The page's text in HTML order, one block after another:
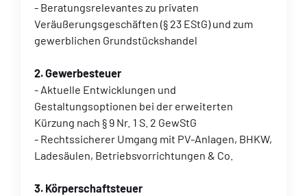
- Beratungsrelevantes zu privaten
Veräußerungsgeschäften (§ 23 EStG) und zum
gewerblichen Grundstückshandel
2. Gewerbesteuer
- Aktuelle Entwicklungen und
Gestaltungsoptionen bei der erweiterten
Kürzung nach § 9 Nr. 1 S. 2 GewStG
- Rechtssicherer Umgang mit PV-Anlagen, BHKW,
Ladesäulen, Betriebsvorrichtungen & Co.
3. Körperschaftsteuer